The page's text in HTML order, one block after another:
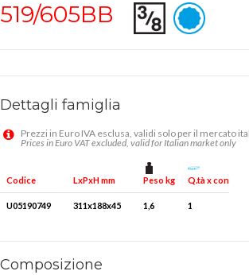
519/605BB
Dettagli famiglia
Prezzi in Euro IVA esclusa, validi solo per il mercato
Prices in Euro VAT excluded, valid for Italian market only
Codice LxPxH mm Peso kg Q.tà x conf.
U05190749 311x188x45 1,6 1
Composizione